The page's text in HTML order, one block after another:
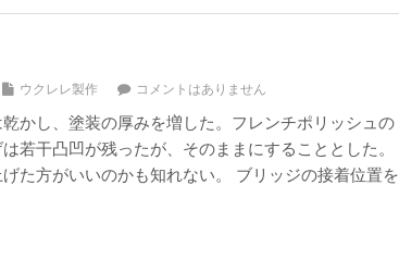
ウクレレ製作 コメントはありません
かし、塗装の厚みを増した。フレンチポリッシュの
若干凸凹が残ったが、そのままにすることとした。
た方がいいのかも知れない。 ブリッジの接着位置を